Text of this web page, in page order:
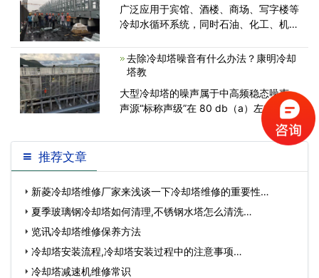
<广泛应用于宾馆、酒楼、商场、写字楼等
冷却水循环系统，同时石油、化工、机
去除冷却塔噪音有什么办法？康明冷却
塔教
大型冷却塔的噪声属于中高频稳态噪声，
声源“标称声级”在 80 db（a）左右，冷
却塔噪声的治理目标原则上应是将受噪
推荐文章
新菱冷却塔维修厂家来浅谈一下冷却塔维修的重要性…
夏季玻璃钢冷却塔如何清理,不锈钢水塔怎么清洗…
览讯冷却塔维修保养方法
冷却塔安装流程,冷却塔安装过程中的注意事项…
冷却塔减速机维修常识